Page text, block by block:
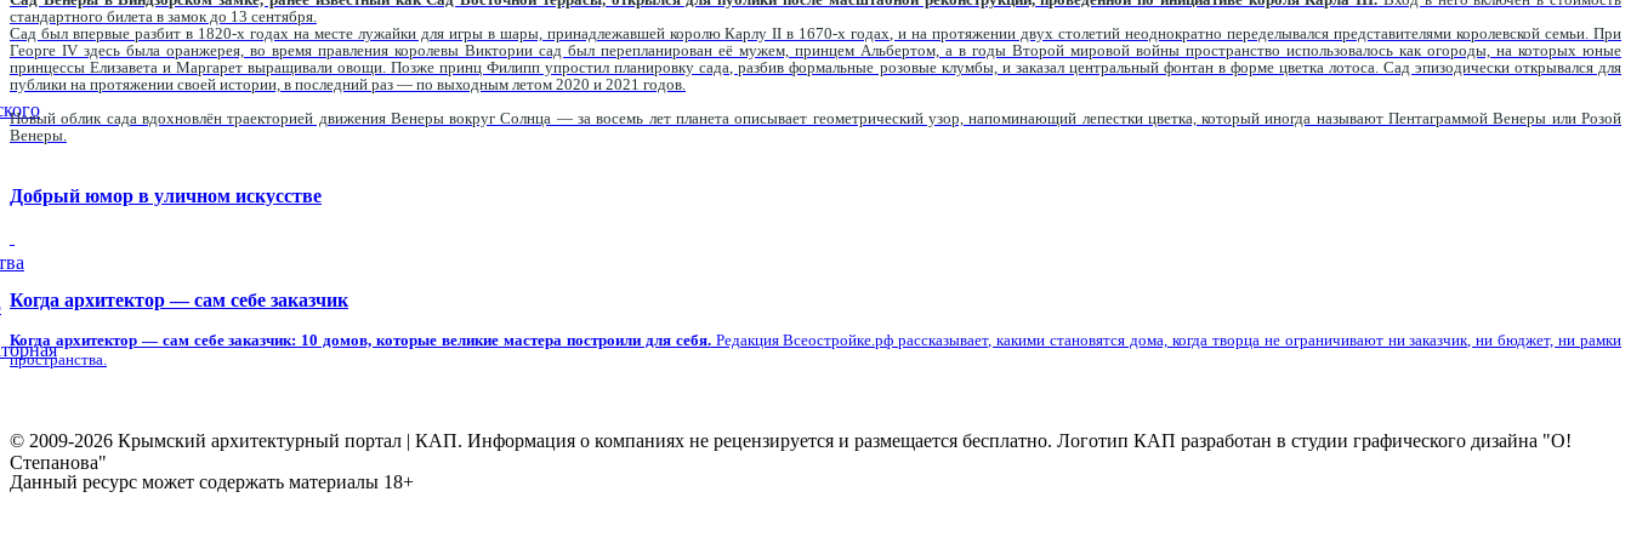
стандартного билета в замок до 13 сентября.
Сад был впервые разбит в 1820-х годах на месте лужайки для игры в шары, принадлежавшей королю Карлу II в 1670-х годах, и на протяжении двух столетий неоднократно переделывался представителями королевской семьи. При
Георге IV здесь была оранжерея, во время правления королевы Виктории сад был перепланирован её мужем, принцем Альбертом, а в годы Второй мировой войны пространство использовалось как огороды, на которых юные
принцессы Елизавета и Маргарет выращивали овощи. Позже принц Филипп упростил планировку сада, разбив формальные розовые клумбы, и заказал центральный фонтан в форме цветка лотоса. Сад эпизодически открывался для
публики на протяжении своей истории, в последний раз — по выходным летом 2020 и 2021 годов.
Новый облик сада вдохновлён траекторией движения Венеры вокруг Солнца — за восемь лет планета описывает геометрический узор, напоминающий лепестки цветка, который иногда называют Пентаграммой Венеры или Розой
Венеры.
Добрый юмор в уличном искусстве
Когда архитектор — сам себе заказчик
Когда архитектор — сам себе заказчик: 10 домов, которые великие мастера построили для себя.Редакция Всеостройке.рф рассказывает, какими становятся дома, когда творца не ограничивают ни заказчик, ни бюджет, ни рамки
пространства.
© 2009-2026 Крымский архитектурный портал | КАП. Информация о компаниях не рецензируется и размещается бесплатно. Логотип КАП разработан в студии графического дизайна "О!
Степанова"
Данный ресурс может содержать материалы 18+